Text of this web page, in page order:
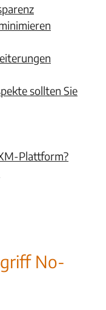
sollten Sie
Plattform?
No-